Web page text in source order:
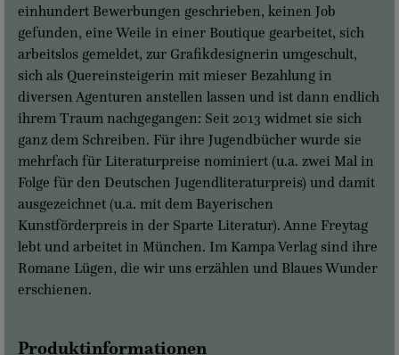
einhundert Bewerbungen geschrieben, keinen Job
gefunden, eine Weile in einer Boutique gearbeitet, sich
arbeitslos gemeldet, zur Grafikdesignerin umgeschult,
sich als Quereinsteigerin mit mieser Bezahlung in
diversen Agenturen anstellen lassen und ist dann endlich
ihrem Traum nachgegangen: Seit 2013 widmet sie sich
ganz dem Schreiben. Für ihre Jugendbücher wurde sie
mehrfach für Literaturpreise nominiert (u.a. zwei Mal in
Folge für den Deutschen Jugendliteraturpreis) und damit
ausgezeichnet (u.a. mit dem Bayerischen
Kunstförderpreis in der Sparte Literatur). Anne Freytag
lebt und arbeitet in München. Im Kampa Verlag sind ihre
Romane Lügen, die wir uns erzählen und Blaues Wunder
erschienen.
Produktinformationen